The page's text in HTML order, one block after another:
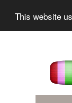
This website